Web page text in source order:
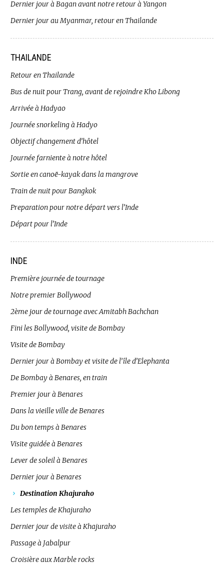
Dernier jour à Bagan avant notre retour à Yangon
Dernier jour au Myanmar, retour en Thailande
THAILANDE
Retour en Thailande
Bus de nuit pour Trang, avant de rejoindre Kho Libong
Arrivée à Hadyao
Journée snorkeling à Hadyo
Objectif changement d’hôtel
Journée farniente à notre hôtel
Sortie en canoë-kayak dans la mangrove
Train de nuit pour Bangkok
Preparation pour notre départ vers l’Inde
Départ pour l’Inde
INDE
Première journée de tournage
Notre premier Bollywood
2ème jour de tournage avec Amitabh Bachchan
Fini les Bollywood, visite de Bombay
Visite de Bombay
Dernier jour à Bombay et visite de l’île d’Elephanta
De Bombay à Benares, en train
Premier jour à Benares
Dans la vieille ville de Benares
Du bon temps à Benares
Visite guidée à Benares
Lever de soleil à Benares
Dernier jour à Benares
Destination Khajuraho
Les temples de Khajuraho
Dernier jour de visite à Khajuraho
Passage à Jabalpur
Croisière aux Marble rocks